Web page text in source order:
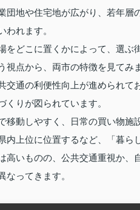
団地や住宅地が広がり、若年
われます。
をどこに置くかによって、選ぶ
点から、両市の特徴を見てみ
交通の利便性向上が進められ
りが図られています。
移動しやすく、日常の買い物
内上位に位置するなど、「暮ら
高いものの、公共交通重視か
なってきます。